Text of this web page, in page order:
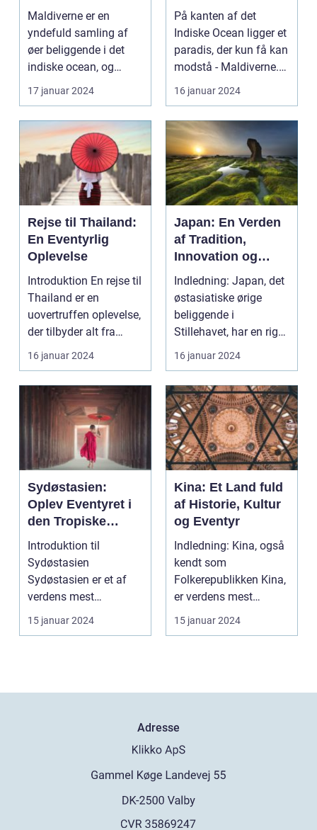
oplevelse af
paradisets
skønhed og
historie
Maldiverne er en
yndefuld samling af
øer beliggende i det
indiske ocean, og
tilbyder en
uforglemmeli...
17 januar 2024
eventyrlystne
På kanten af det
Indiske Ocean ligger et
paradis, der kun få kan
modstå - Maldiverne.
Denne smukke ø...
16 januar 2024
Rejse til Thailand:
En Eventyrlig
Oplevelse
Introduktion En rejse til
Thailand er en
uovertruffen oplevelse,
der tilbyder alt fra
smukke strand...
16 januar 2024
Japan: En Verden
af Tradition,
Innovation og
Skønhed
Indledning: Japan, det
østasiatiske ørige
beliggende i
Stillehavet, har en rig
og fascinerende kult...
16 januar 2024
Sydøstasien:
Oplev Eventyret i
den Tropiske
Paradis
Introduktion til
Sydøstasien
Sydøstasien er et af
verdens mest
populære rejsemål, der
tiltrækker eve...
15 januar 2024
Kina: Et Land fuld
af Historie, Kultur
og Eventyr
Indledning: Kina, også
kendt som
Folkerepublikken Kina,
er verdens mest
folkerige land og er
beligg...
15 januar 2024
Adresse